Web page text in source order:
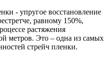
- упругое восстановление
равному 150%,
растяжения
метров. Это – одна из самых
стрейч пленки.